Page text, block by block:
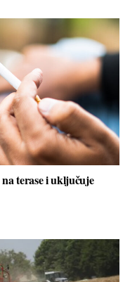
terase i uključuje